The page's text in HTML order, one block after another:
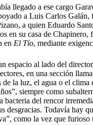
llegado a ese cargo
a Luis Carlos Galán,
a quien Eduardo
en su casa de Chapinero,
en El Tío, mediante
espacio al lado del
en una sección
la luz, el agua o el clima
siempre como
del rencor
desgracias. Todavía hay
como la vez que furioso